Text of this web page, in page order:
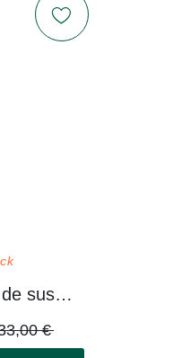
Lámpara Unfold de suspensión
€